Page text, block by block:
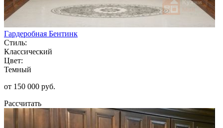
Гардеробная Бентинк
Стиль:
Классический
Цвет:
Темный
от 150 000 руб.
Рассчитать